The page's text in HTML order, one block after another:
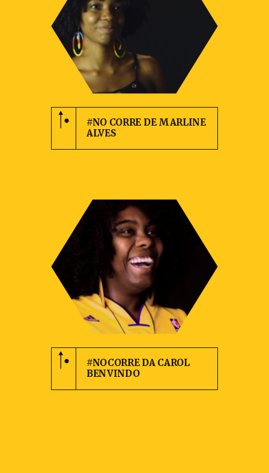
#NO CORRE DE MARLINE
ALVES
#NOCORRE DA CAROL
BENVINDO